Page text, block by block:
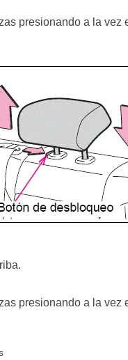
presionando a la vez
presionando a la vez